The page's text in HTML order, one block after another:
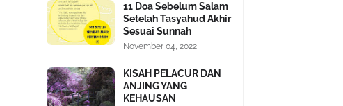
11 Doa Sebelum Salam
Setelah Tasyahud Akhir
Sesuai Sunnah
November 04, 2022
KISAH PELACUR DAN
ANJING YANG
KEHAUSAN